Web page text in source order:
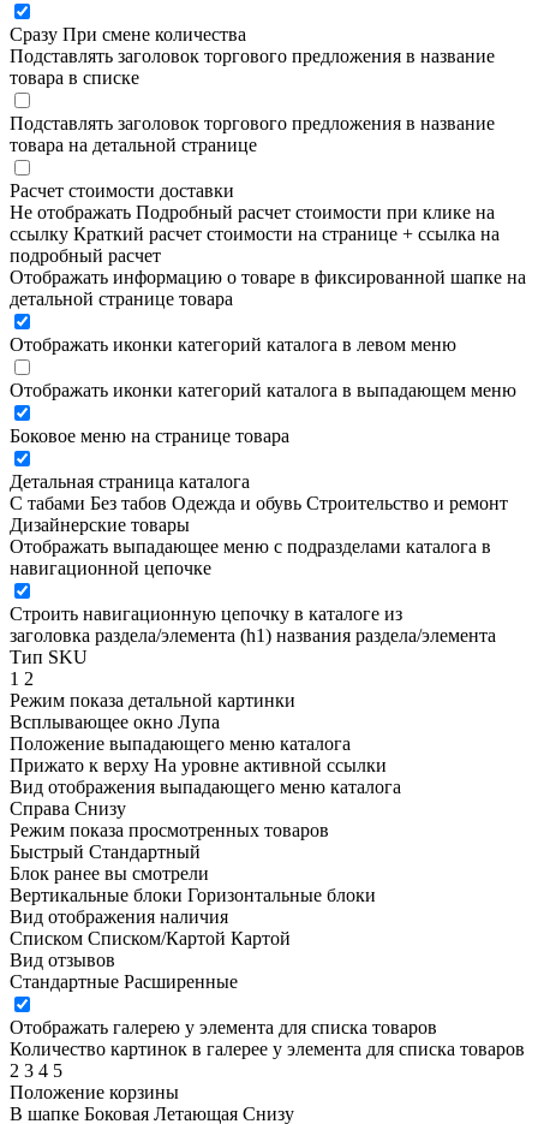
Сразу При смене количества
Подставлять заголовок торгового предложения в название
товара в списке
Подставлять заголовок торгового предложения в название
товара на детальной странице
Расчет стоимости доставки
Не отображать Подробный расчет стоимости при клике на
ссылку Краткий расчет стоимости на странице + ссылка на
подробный расчет
Отображать информацию о товаре в фиксированной шапке на
детальной странице товара
Отображать иконки категорий каталога в левом меню
Отображать иконки категорий каталога в выпадающем меню
Боковое меню на странице товара
Детальная страница каталога
С табами Без табов Одежда и обувь Строительство и ремонт
Дизайнерские товары
Отображать выпадающее меню с подразделами каталога в
навигационной цепочке
Строить навигационную цепочку в каталоге из
заголовка раздела/элемента (h1) названия раздела/элемента
Тип SKU
1 2
Режим показа детальной картинки
Всплывающее окно Лупа
Положение выпадающего меню каталога
Прижато к верху На уровне активной ссылки
Вид отображения выпадающего меню каталога
Справа Снизу
Режим показа просмотренных товаров
Быстрый Стандартный
Блок ранее вы смотрели
Вертикальные блоки Горизонтальные блоки
Вид отображения наличия
Списком Списком/Картой Картой
Вид отзывов
Стандартные Расширенные
Отображать галерею у элемента для списка товаров
Количество картинок в галерее у элемента для списка товаров
2 3 4 5
Положение корзины
В шапке Боковая Летающая Снизу